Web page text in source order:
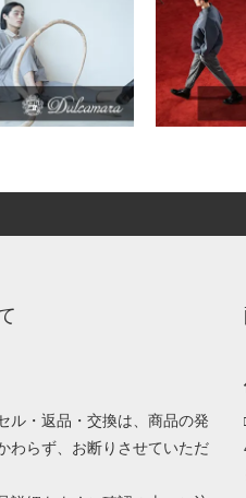
ル・返品・交換は、商品の発
わらず、お断りさせていただ